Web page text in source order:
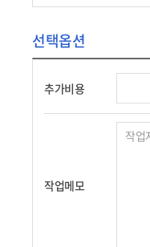
선택옵션
추가비용
작업메모